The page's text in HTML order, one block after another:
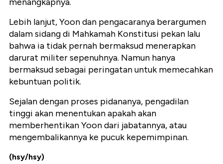
Lebih lanjut, Yoon dan pengacaranya berargumen
dalam sidang di Mahkamah Konstitusi pekan lalu
bahwa ia tidak pernah bermaksud menerapkan
darurat militer sepenuhnya. Namun hanya
bermaksud sebagai peringatan untuk memecahkan
kebuntuan politik.
Sejalan dengan proses pidananya, pengadilan
tinggi akan menentukan apakah akan
memberhentikan Yoon dari jabatannya, atau
mengembalikannya ke pucuk kepemimpinan.
(hsy/hsy)